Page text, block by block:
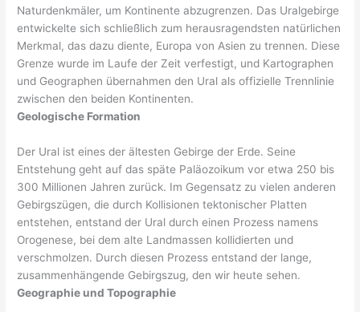
Naturdenkmäler, um Kontinente abzugrenzen. Das Uralgebirge
entwickelte sich schließlich zum herausragendsten natürlichen
Merkmal, das dazu diente, Europa von Asien zu trennen. Diese
Grenze wurde im Laufe der Zeit verfestigt, und Kartographen
und Geographen übernahmen den Ural als offizielle Trennlinie
zwischen den beiden Kontinenten.
Geologische Formation
Der Ural ist eines der ältesten Gebirge der Erde. Seine
Entstehung geht auf das späte Paläozoikum vor etwa 250 bis
300 Millionen Jahren zurück. Im Gegensatz zu vielen anderen
Gebirgszügen, die durch Kollisionen tektonischer Platten
entstehen, entstand der Ural durch einen Prozess namens
Orogenese, bei dem alte Landmassen kollidierten und
verschmolzen. Durch diesen Prozess entstand der lange,
zusammenhängende Gebirgszug, den wir heute sehen.
Geographie und Topographie